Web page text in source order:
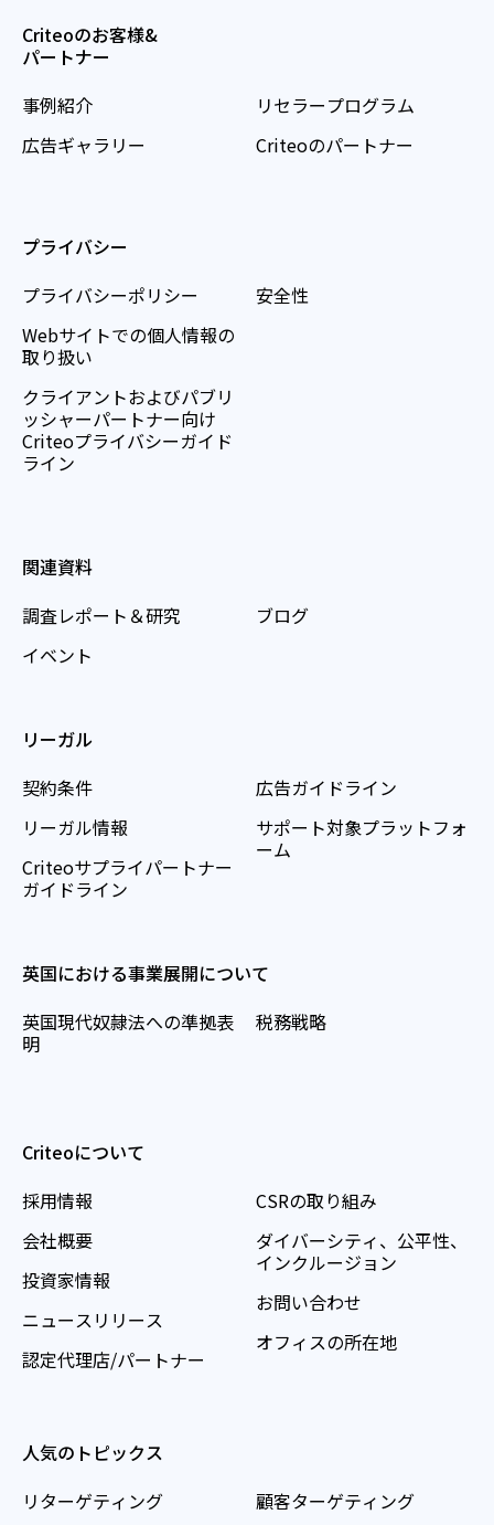
Criteoのお客様&
パートナー
事例紹介
広告ギャラリー
リセラープログラム
Criteoのパートナー
プライバシー
プライバシーポリシー
Webサイトでの個人情報の
取り扱い
クライアントおよびパブリ
ッシャーパートナー向け
Criteoプライバシーガイド
ライン
安全性
関連資料
調査レポート＆研究
イベント
ブログ
リーガル
契約条件
リーガル情報
Criteoサプライパートナー
ガイドライン
広告ガイドライン
サポート対象プラットフォ
ーム
英国における事業展開について
英国現代奴隷法への準拠表
明
税務戦略
Criteoについて
採用情報
会社概要
投資家情報
ニュースリリース
認定代理店/パートナー
CSRの取り組み
ダイバーシティ、公平性、
インクルージョン
お問い合わせ
オフィスの所在地
人気のトピックス
リターゲティング
顧客ターゲティング